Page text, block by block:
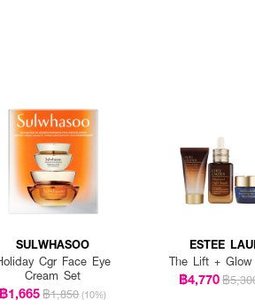
SULWHASOO
Cgr Face Eye
Cream Set
฿1,665฿1,850 (10%)
ESTEE
The Lift + Glow
฿4,770฿